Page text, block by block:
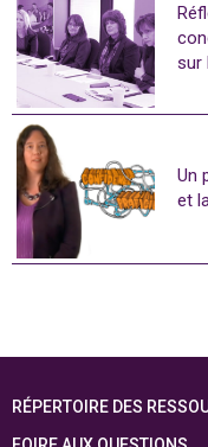
sur
Un
et
RÉPERTOIRE DES